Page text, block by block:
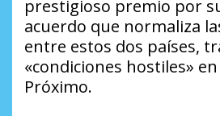
prestigioso premio por
acuerdo que normaliza
entre estos dos países,
«condiciones hostiles»
Próximo.